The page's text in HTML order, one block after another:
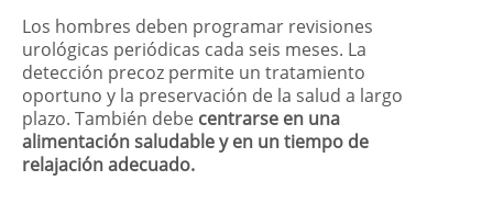
Los hombres deben programar revisiones
urológicas periódicas cada seis meses. La
detección precoz permite un tratamiento
oportuno y la preservación de la salud a largo
plazo. También debe centrarse en una
alimentación saludable y en un tiempo de
relajación adecuado.